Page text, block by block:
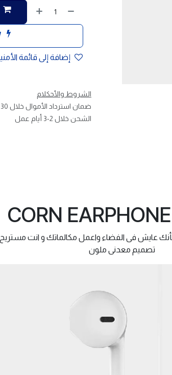
Buy now
إضافة إلى قائمة
الشروط والأحكلام
ضمان استرداد الأموال خلال 30 يوم
الشحن خلال 2-3 أيام عمل
CORN
عايش فى الفضاء واعمل مكالماتك و انت مستريح
تصميم معدنى ملون